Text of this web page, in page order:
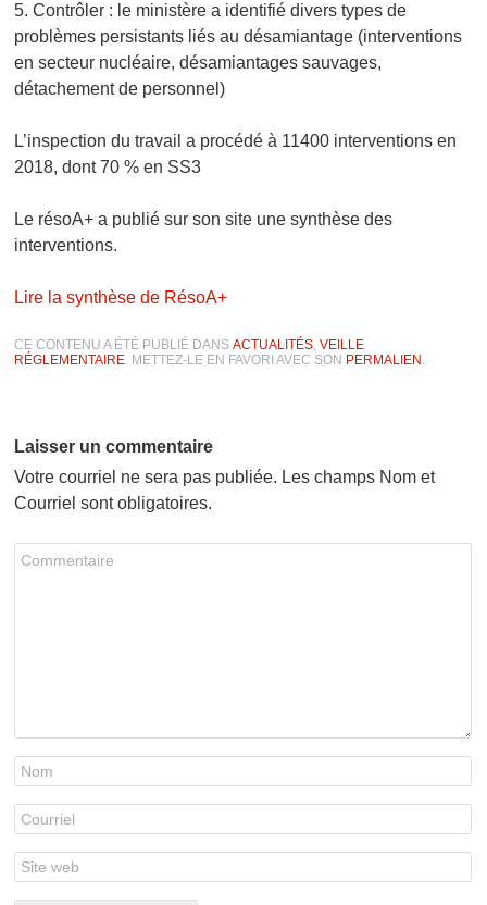
5. Contrôler : le ministère a identifié divers types de
problèmes persistants liés au désamiantage (interventions
en secteur nucléaire, désamiantages sauvages,
détachement de personnel)
L’inspection du travail a procédé à 11400 interventions en
2018, dont 70 % en SS3
Le résoA+ a publié sur son site une synthèse des
interventions.
Lire la synthèse de RésoA+
CE CONTENU A ÉTÉ PUBLIÉ DANSACTUALITÉS,VEILLE
RÉGLEMENTAIRE. METTEZ-LE EN FAVORI AVEC SON PERMALIEN .
Laisser un commentaire
Votre courriel ne sera pas publiée. Les champs Nom et
Courriel sont obligatoires.